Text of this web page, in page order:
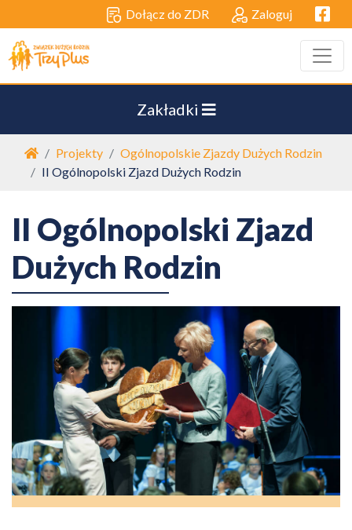
Dołącz do ZDR Zaloguj
Zakładki
Strona główna
Projekty
Ogólnopolskie Zjazdy Dużych Rodzin
II Ogólnopolski Zjazd Dużych Rodzin
II Ogólnopolski Zjazd
Dużych Rodzin